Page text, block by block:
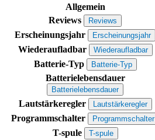
Allgemein
Reviews
Reviews
Erscheinungsjahr Erscheinungsjahr
Wiederaufladbar
Wiederaufladbar
Batterie-Typ Batterie-Typ
Batterielebensdauer
Batterielebensdauer
Lautstärkeregler
Lautstärkeregler
Programmschalter Programmschalter
T-spule T-spule